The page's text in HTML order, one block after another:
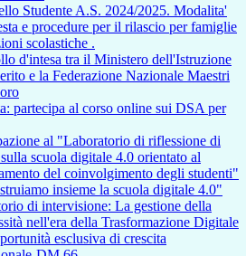
Studente A.S. 2024/2025. Modalita'
e procedure per il rilascio per famiglie
scolastiche .
d'intesa tra il Ministero dell'Istruzione
e la Federazione Nazionale Maestri
partecipa al corso online sui DSA per
al "Laboratorio di riflessione di
scuola digitale 4.0 orientato al
del coinvolgimento degli studenti"
insieme la scuola digitale 4.0"
di intervisione: La gestione della
nell'era della Trasformazione Digitale
esclusiva di crescita